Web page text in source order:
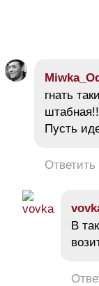
гнать
Пусть
Ответить
В